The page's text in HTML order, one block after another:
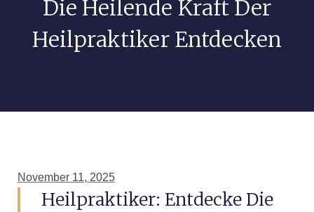
Die Heilende Kraft Der
Heilpraktiker Entdecken
November 11, 2025
Heilpraktiker: Entdecke Die